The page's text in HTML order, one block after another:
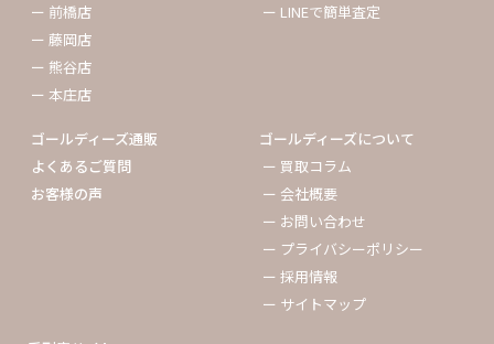
ー 前橋店
ー 藤岡店
ー 熊谷店
ー 本庄店
ー LINEで簡単査定
ゴールディーズ通販
よくあるご質問
お客様の声
ゴールディーズについて
ー 買取コラム
ー 会社概要
ー お問い合わせ
ー プライバシーポリシー
ー 採用情報
ー サイトマップ